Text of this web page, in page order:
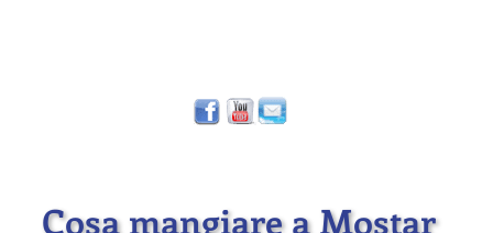
Cosa mangiare a Mostar